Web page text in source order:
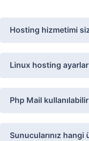
Hosting hizmetimi
Linux hosting
Php Mail
Sunucularınız hangi